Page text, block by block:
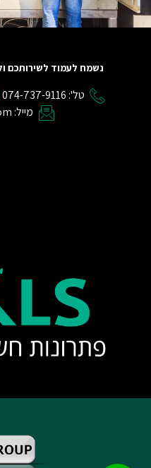
נשמח לעמוד לשירותכם
טל': 074-737-9116
מייל: kfir@klselec.com